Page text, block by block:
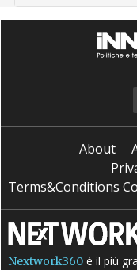
About
Terms&Conditions
Nextwork360 è il più